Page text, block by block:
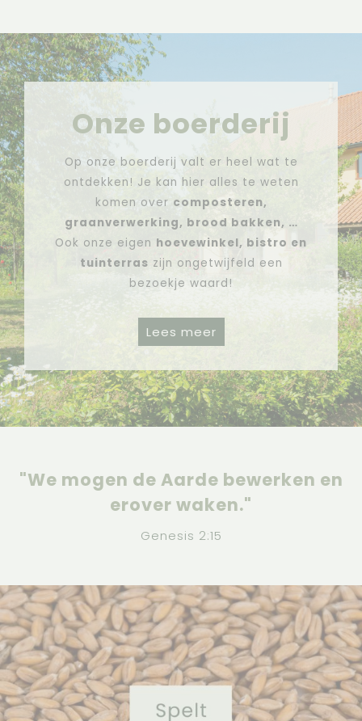
Onze boerderij
Op onze boerderij valt er heel wat te
ontdekken! Je kan hier alles te weten
komen over composteren,
graanverwerking, brood bakken, …
Ook onze eigen hoevewinkel, bistro en
tuinterras zijn ongetwijfeld een
bezoekje waard!
Lees meer
"We mogen de Aarde bewerken en
erover waken."
Genesis 2:15